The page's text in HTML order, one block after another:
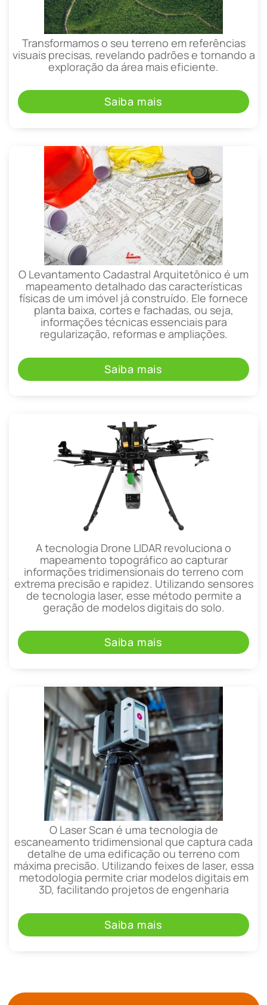
Transformamos o seu terreno em referências
visuais precisas, revelando padrões e tornando a
exploração da área mais eficiente.
Saiba mais
O Levantamento Cadastral Arquitetônico é um
mapeamento detalhado das características
físicas de um imóvel já construído. Ele fornece
planta baixa, cortes e fachadas, ou seja,
informações técnicas essenciais para
regularização, reformas e ampliações.
Saiba mais
A tecnologia Drone LIDAR revoluciona o
mapeamento topográfico ao capturar
informações tridimensionais do terreno com
extrema precisão e rapidez. Utilizando sensores
de tecnologia laser, esse método permite a
geração de modelos digitais do solo.
Saiba mais
O Laser Scan é uma tecnologia de
escaneamento tridimensional que captura cada
detalhe de uma edificação ou terreno com
máxima precisão. Utilizando feixes de laser, essa
metodologia permite criar modelos digitais em
3D, facilitando projetos de engenharia
Saiba mais